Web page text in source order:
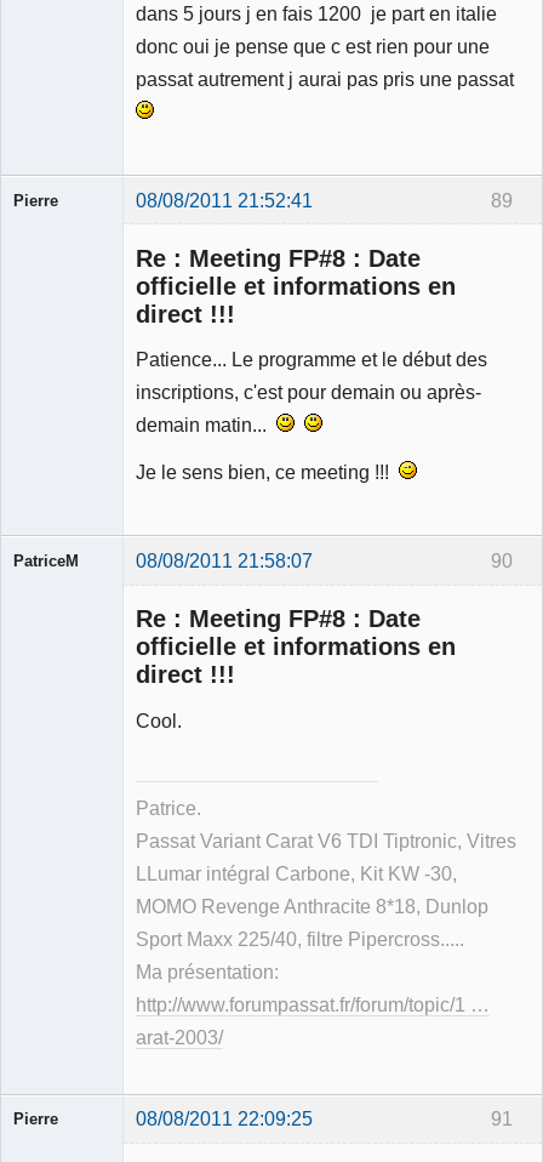
dans 5 jours j en fais 1200 je part en italie
donc oui je pense que c est rien pour une
passat autrement j aurai pas pris une passat
89
Pierre 08/08/2011 21:52:41
Re : Meeting FP#8 : Date
officielle et informations en
direct !!!
Patience... Le programme et le début des
inscriptions, c'est pour demain ou après-
demain matin...
Je le sens bien, ce meeting !!!
90
PatriceM 08/08/2011 21:58:07
Re : Meeting FP#8 : Date
officielle et informations en
direct !!!
Cool.
Patrice.
Passat Variant Carat V6 TDI Tiptronic, Vitres
LLumar intégral Carbone, Kit KW -30,
MOMO Revenge Anthracite 8*18, Dunlop
Sport Maxx 225/40, filtre Pipercross.....
Ma présentation:
http://www.forumpassat.fr/forum/topic/1 …
arat-2003/
91
Pierre 08/08/2011 22:09:25